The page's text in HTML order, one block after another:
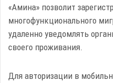
«Амина» позволит
многофункционального
удаленно уведомлять
своего проживания.
Для авторизации в